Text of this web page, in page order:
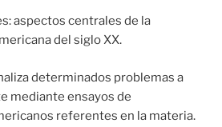
aspectos centrales de la
del siglo XX.
determinados problemas a
mediante ensayos de
referentes en la materia.